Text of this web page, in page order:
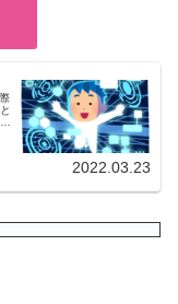
2022.03.23